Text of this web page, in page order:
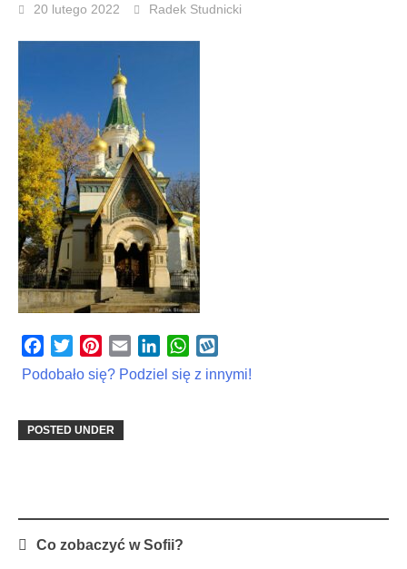
20 lutego 2022 Radek Studnicki
Facebook
TwitterPinterest
Email LinkedInWhatsApp
Podobało się? Podziel się z innymi!
POSTED UNDER
PostCo zobaczyć w Sofii?